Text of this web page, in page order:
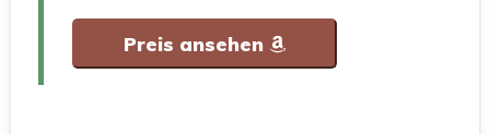
Preis ansehen